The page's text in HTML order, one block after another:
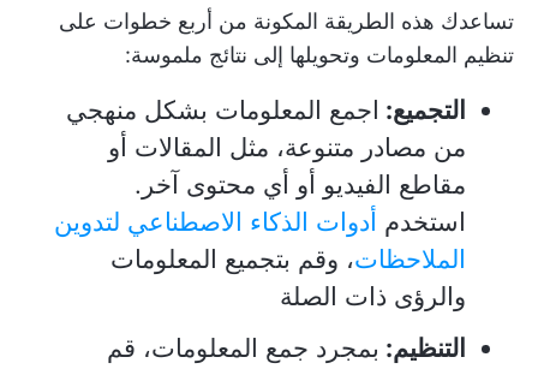
تساعدك هذه الطريقة المكونة من أربع خطوات على
تنظيم المعلومات وتحويلها إلى نتائج ملموسة:
التجميع: اجمع المعلومات بشكل منهجي
من مصادر متنوعة، مثل المقالات أو
مقاطع الفيديو أو أي محتوى آخر.
استخدم أدوات الذكاء الاصطناعي لتدوين
الملاحظات، وقم بتجميع المعلومات
والرؤى ذات الصلة
التنظيم: بمجرد جمع المعلومات، قم